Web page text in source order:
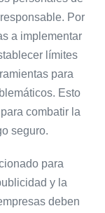
Por
a implementar
límites
para
Esto
combatir la
seguro.
para
y la
deben